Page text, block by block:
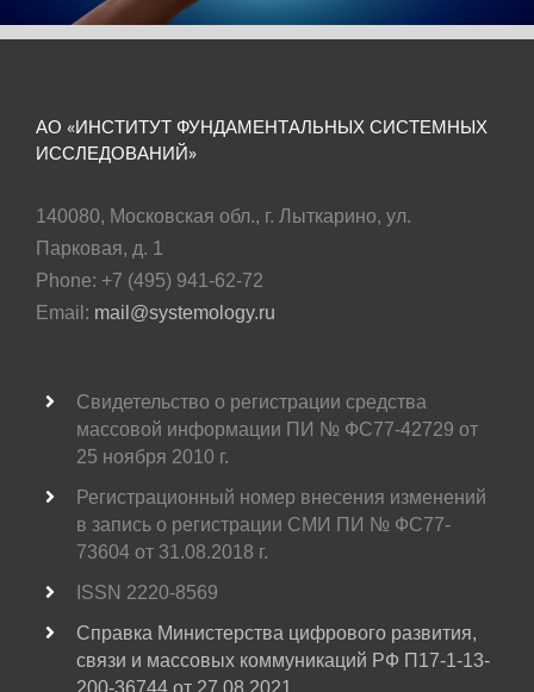
АО «ИНСТИТУТ ФУНДАМЕНТАЛЬНЫХ СИСТЕМНЫХ
ИССЛЕДОВАНИЙ»
140080, Московская обл., г. Лыткарино, ул.
Парковая, д. 1
Phone: +7 (495) 941-62-72
Email: mail@systemology.ru
Свидетельство о регистрации средства
массовой информации ПИ № ФС77-42729 от
25 ноября 2010 г.
Регистрационный номер внесения изменений
в запись о регистрации СМИ ПИ № ФС77-
73604 от 31.08.2018 г.
ISSN 2220-8569
Справка Министерства цифрового развития,
связи и массовых коммуникаций РФ П17-1-13-